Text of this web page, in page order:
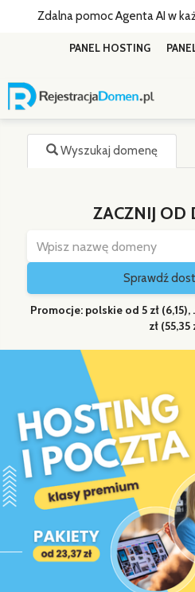
Zdalna pomoc Agenta AI w
PANEL HOSTING
Wyszukaj domenę
ZACZNIJ OD
Sprawdź
Promocje: polskie od 5 zł (6,15),
zł (55,35